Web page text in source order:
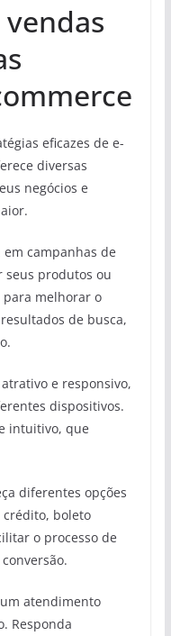
eficazes de e-
diversas
negócios e
em campanhas de
seus produtos ou
para melhorar o
de busca,
e responsivo,
dispositivos.
intuitivo, que
diferentes opções
crédito, boleto
o processo de
atendimento
Responda